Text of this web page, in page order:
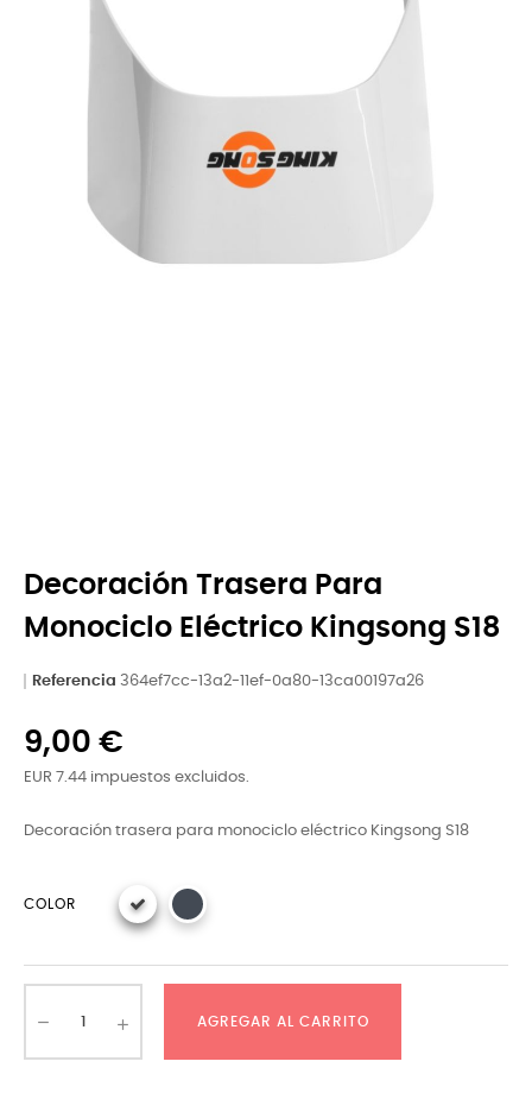
Decoración Trasera Para
Monociclo Eléctrico Kingsong S18
Referencia 364ef7cc-13a2-11ef-0a80-13ca00197a26
9,00 €
EUR 7.44 impuestos excluidos.
Decoración trasera para monociclo eléctrico Kingsong S18
COLOR
AGREGAR AL CARRITO